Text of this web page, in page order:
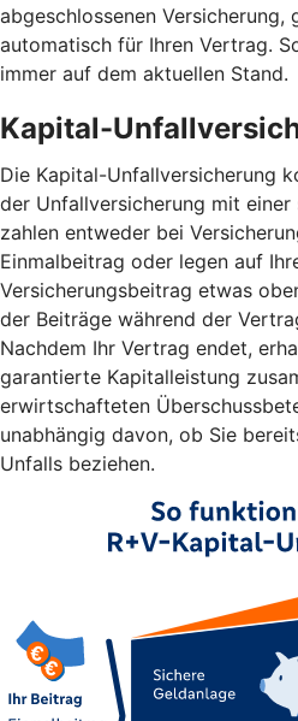
abgeschlossenen Versicherung,
automatisch für Ihren Vertrag.
immer auf dem aktuellen Stand.
Kapital-
Die Kapital-Unfallversicherung
der Unfallversicherung mit einer
zahlen entweder bei
Einmalbeitrag oder legen auf
Versicherungsbeitrag etwas
der Beiträge während der
Nachdem Ihr Vertrag endet,
garantierte Kapitalleistung
erwirtschafteten
unabhängig davon, ob Sie
Unfalls beziehen.